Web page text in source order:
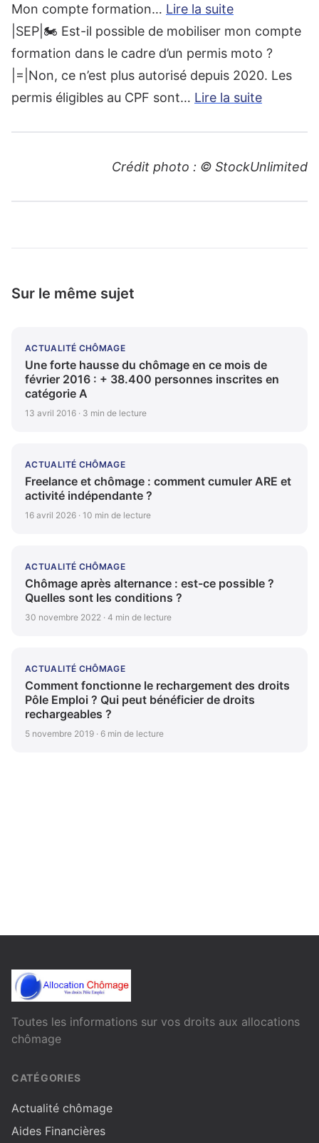
Mon compte formation… Lire la suite
|SEP|🏍 Est-il possible de mobiliser mon compte
formation dans le cadre d’un permis moto ?
|=|Non, ce n’est plus autorisé depuis 2020. Les
permis éligibles au CPF sont… Lire la suite
Crédit photo : © StockUnlimited
Sur le même sujet
ACTUALITÉ CHÔMAGE
Une forte hausse du chômage en ce mois de
février 2016 : + 38.400 personnes inscrites en
catégorie A
13 avril 2016 · 3 min de lecture
ACTUALITÉ CHÔMAGE
Freelance et chômage : comment cumuler ARE et
activité indépendante ?
16 avril 2026 · 10 min de lecture
ACTUALITÉ CHÔMAGE
Chômage après alternance : est-ce possible ?
Quelles sont les conditions ?
30 novembre 2022 · 4 min de lecture
ACTUALITÉ CHÔMAGE
Comment fonctionne le rechargement des droits
Pôle Emploi ? Qui peut bénéficier de droits
rechargeables ?
5 novembre 2019 · 6 min de lecture
Toutes les informations sur vos droits aux allocations
chômage
CATÉGORIES
Actualité chômage
Aides Financières